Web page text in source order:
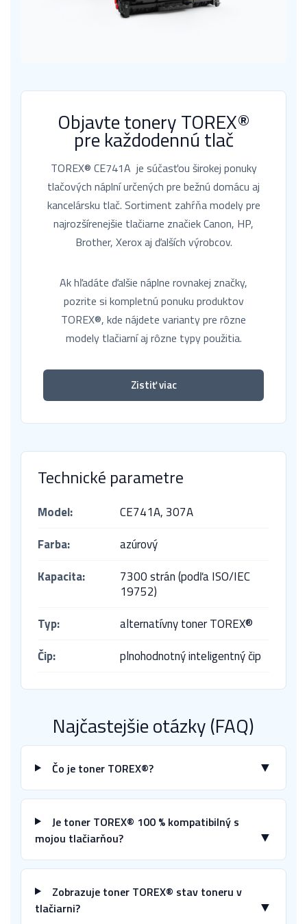
Objavte tonery TOREX®
pre každodennú tlač
TOREX® CE741A je súčasťou širokej ponuky
tlačových náplní určených pre bežnú domácu aj
kancelársku tlač. Sortiment zahŕňa modely pre
najrozšírenejšie tlačiarne značiek Canon, HP,
Brother, Xerox aj ďalších výrobcov.
Ak hľadáte ďalšie náplne rovnakej značky,
pozrite si kompletnú ponuku produktov
TOREX®, kde nájdete varianty pre rôzne
modely tlačiarní aj rôzne typy použitia.
Zistiť viac
Technické parametre
Model: CE741A, 307A
Farba:
azúrový
Kapacita:
7300 strán (podľa ISO/IEC
19752)
Typ:
alternatívny toner TOREX®
Čip:
plnohodnotný inteligentný čip
Najčastejšie otázky (FAQ)
Čo je toner TOREX®? ▼
Je toner TOREX® 100 % kompatibilný s
mojou tlačiarňou?
▼
Zobrazuje toner TOREX® stav toneru v
tlačiarni?
▼